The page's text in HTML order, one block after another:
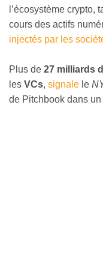
l’écosystème crypto,
cours des actifs
injectés par les
Plus de 27 milliards
les VCs, signale le
de Pitchbook dans